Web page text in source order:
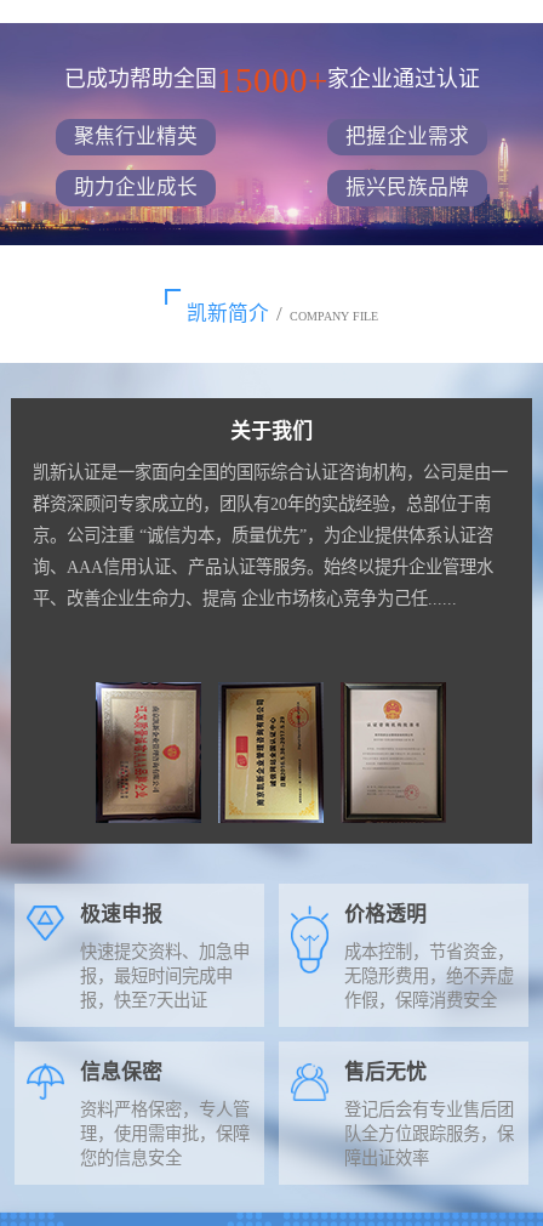
已成功帮助全国 15000+家企业通过认证
聚焦行业精英 把握企业需求
助力企业成长 振兴民族品牌
凯新简介 / COMPANY FILE
关于我们
凯新认证是一家面向全国的国际综合认证咨询机构，公司是由一
群资深顾问专家成立的，团队有20年的实战经验，总部位于南
京。公司注重 “诚信为本，质量优先”，为企业提供体系认证咨
询、AAA信用认证、产品认证等服务。始终以提升企业管理水
平、改善企业生命力、提高 企业市场核心竞争为己任......
极速申报
快速提交资料、加急申
报，最短时间完成申
报，快至7天出证
价格透明
成本控制，节省资金，
无隐形费用，绝不弄虚
作假，保障消费安全
信息保密
资料严格保密，专人管
理，使用需审批，保障
您的信息安全
售后无忧
登记后会有专业售后团
队全方位跟踪服务，保
障出证效率